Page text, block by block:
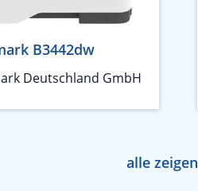
B3442dw
Deutschland GmbH
alle zeigen